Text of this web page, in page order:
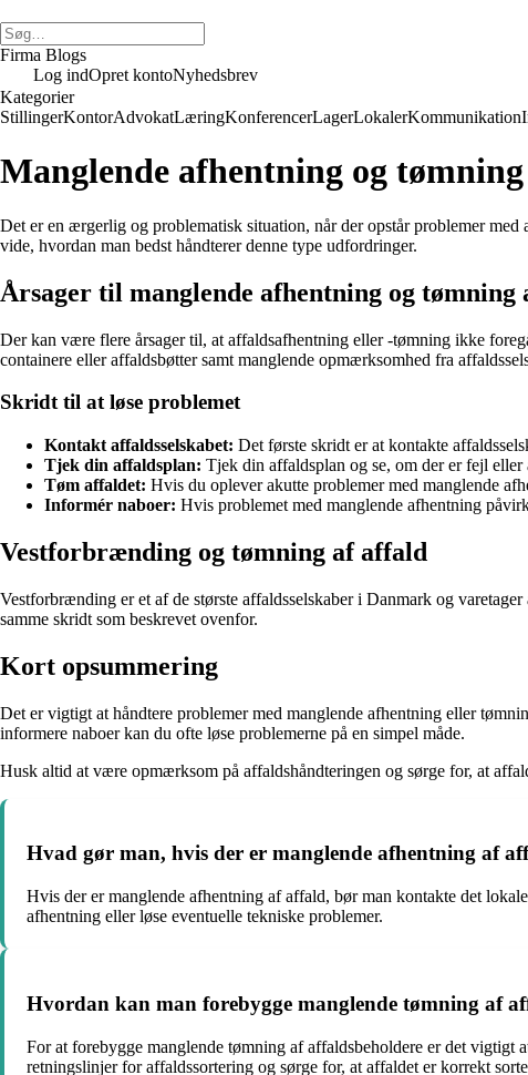
Firma Blogs
Log indOpret kontoNyhedsbrev
Kategorier
StillingerKontorAdvokatLæringKonferencerLagerLokalerKommunikation
Manglende afhentning og
Det er en ærgerlig og problematisk situation, når der opstår problemer
vide, hvordan man bedst håndterer denne type udfordringer.
Årsager til manglende afhentning og tømning
Der kan være flere årsager til, at affaldsafhentning eller -tømning ikke
containere eller affaldsbøtter samt manglende opmærksomhed fra
Skridt til at løse problemet
Kontakt affaldsselskabet: Det første skridt er at kontakte
Tjek din affaldsplan: Tjek din affaldsplan og se, om der er fejl
Tøm affaldet: Hvis du oplever akutte problemer med manglende
Informér naboer: Hvis problemet med manglende afhentning
Vestforbrænding og tømning af affald
Vestforbrænding er et af de største affaldsselskaber i Danmark og
samme skridt som beskrevet ovenfor.
Kort opsummering
Det er vigtigt at håndtere problemer med manglende afhentning eller
informere naboer kan du ofte løse problemerne på en simpel måde.
Husk altid at være opmærksom på affaldshåndteringen og sørge for, at
Hvad gør man, hvis der er manglende afhentning af
Hvis der er manglende afhentning af affald, bør man kontakte det
afhentning eller løse eventuelle tekniske problemer.
Hvordan kan man forebygge manglende tømning af
For at forebygge manglende tømning af affaldsbeholdere er det vigtigt
retningslinjer for affaldssortering og sørge for, at affaldet er korrekt